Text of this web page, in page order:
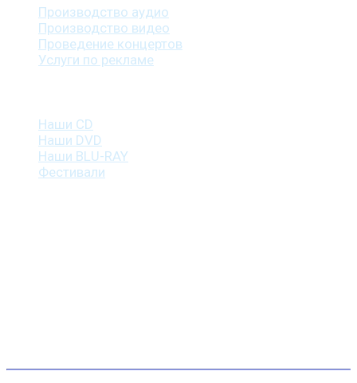
Производство аудио
Производство видео
Проведение концертов
Услуги по рекламе
Наши CD
Наши DVD
Наши BLU-RAY
Фестивали